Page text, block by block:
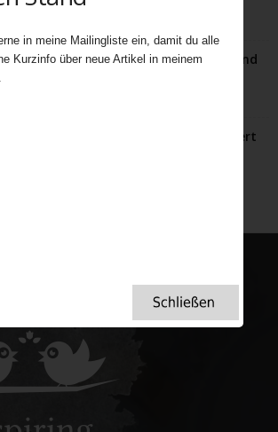
im Glockenturm – ein spannender Abend
zum Verlieben Weihnachtsdessert
in meine Mailingliste ein, damit du alle
Kurzinfo über neue Artikel in meinem